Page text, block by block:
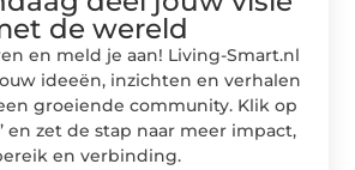
de wereld
en meld je aan! Living-Smart.nl
ideeën, inzichten en verhalen
groeiende community. Klik op
en zet de stap naar meer impact,
en verbinding.